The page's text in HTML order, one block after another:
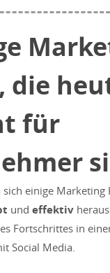
die
für
einige Marketing
und effektiv
Fortschrittes in
Social Media.